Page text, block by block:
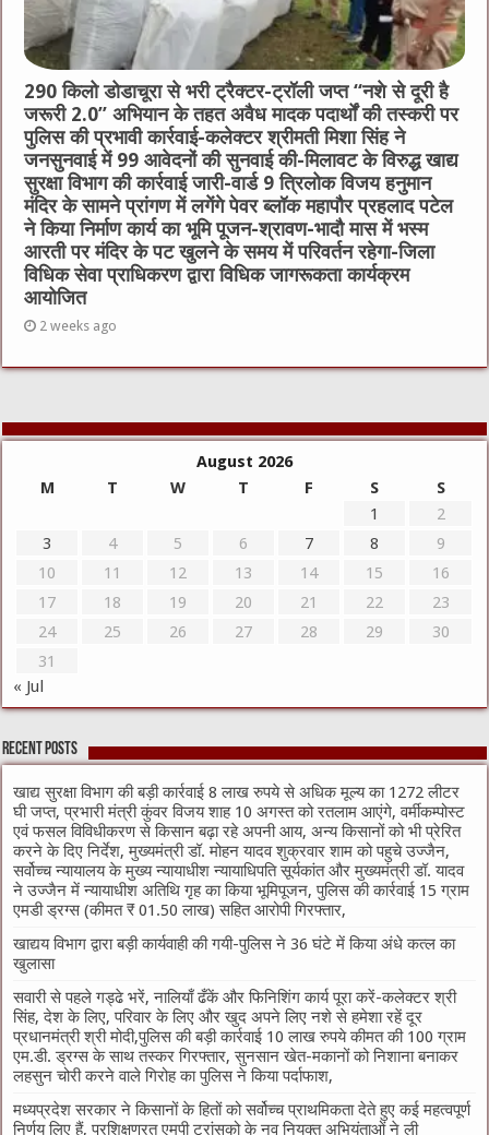
290 किलो डोडाचूरा से भरी ट्रैक्टर-ट्रॉली जप्त “नशे से दूरी है
जरूरी 2.0” अभियान के तहत अवैध मादक पदार्थों की तस्करी पर
पुलिस की प्रभावी कार्रवाई-कलेक्टर श्रीमती मिशा सिंह ने
जनसुनवाई में 99 आवेदनों की सुनवाई की-मिलावट के विरुद्ध खाद्य
सुरक्षा विभाग की कार्रवाई जारी-वार्ड 9 त्रिलोक विजय हनुमान
मंदिर के सामने प्रांगण में लगेंगे पेवर ब्लॉक महापौर प्रहलाद पटेल
ने किया निर्माण कार्य का भूमि पूजन-श्रावण-भादौ मास में भस्म
आरती पर मंदिर के पट खुलने के समय में परिवर्तन रहेगा-जिला
विधिक सेवा प्राधिकरण द्वारा विधिक जागरूकता कार्यक्रम
आयोजित
2 weeks ago
August 2026
M
T W T F S
S
1
2
3
4 5 6 7 8
9
10
11 12 13 14 15
16
17
18 19 20 21 22
23
24
25 26 27 28 29
30
31
« Jul
Recent Posts
खाद्य सुरक्षा विभाग की बड़ी कार्रवाई 8 लाख रुपये से अधिक मूल्य का 1272 लीटर
घी जप्त, प्रभारी मंत्री कुंवर विजय शाह 10 अगस्त को रतलाम आएंगे, वर्मीकम्पोस्ट
एवं फसल विविधीकरण से किसान बढ़ा रहे अपनी आय, अन्य किसानों को भी प्रेरित
करने के दिए निर्देश, मुख्यमंत्री डॉ. मोहन यादव शुक्रवार शाम को पहुचे उज्जैन,
सर्वोच्च न्यायालय के मुख्‍य न्‍यायाधीश न्यायाधिपति सूर्यकांत और मुख्यमंत्री डॉ. यादव
ने उज्जैन में न्यायाधीश अतिथि गृह का किया भूमिपूजन, पुलिस की कार्रवाई 15 ग्राम
एमडी ड्रग्स (कीमत ₹ 01.50 लाख) सहित आरोपी गिरफ्तार,
खाद्यय विभाग द्वारा बड़ी कार्यवाही की गयी-पुलिस ने 36 घंटे में किया अंधे कत्ल का
खुलासा
सवारी से पहले गड्ढे भरें, नालियाँ ढँकें और फिनिशिंग कार्य पूरा करें-कलेक्टर श्री
सिंह, देश के लिए, परिवार के लिए और खुद अपने लिए नशे से हमेशा रहें दूर
प्रधानमंत्री श्री मोदी,पुलिस की बड़ी कार्रवाई 10 लाख रुपये कीमत की 100 ग्राम
एम.डी. ड्रग्स के साथ तस्कर गिरफ्तार, सुनसान खेत-मकानों को निशाना बनाकर
लहसुन चोरी करने वाले गिरोह का पुलिस ने किया पर्दाफाश,
मध्यप्रदेश सरकार ने किसानों के हितों को सर्वोच्च प्राथमिकता देते हुए कई महत्वपूर्ण
निर्णय लिए हैं, प्रशिक्षणरत एमपी ट्रांसको के नव नियुक्त अभियंताओं ने ली